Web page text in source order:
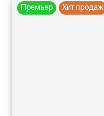
Премьер Хит продаж